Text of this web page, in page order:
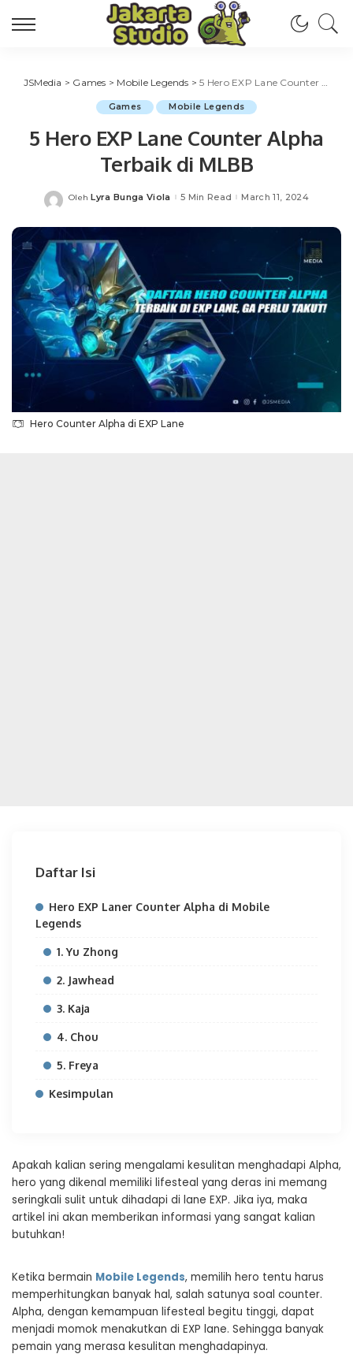
JSMedia > Games > Mobile Legends >5 Hero EXP Lane Counter Alpha Terbaik di MLBB
Games Mobile Legends
5 Hero EXP Lane Counter Alpha
Terbaik di MLBB
Posted
Oleh Lyra Bunga Viola 5 Min Read March 11, 2024
Hero Counter Alpha di EXP Lane
Daftar Isi
Hero EXP Laner Counter Alpha di Mobile
Legends
1. Yu Zhong
2. Jawhead
3. Kaja
4. Chou
5. Freya
Kesimpulan
Apakah kalian sering mengalami kesulitan menghadapi Alpha,
hero yang dikenal memiliki lifesteal yang deras ini memang
seringkali sulit untuk dihadapi di lane EXP. Jika iya, maka
artikel ini akan memberikan informasi yang sangat kalian
butuhkan!
Ketika bermain Mobile Legends, memilih hero tentu harus
memperhitungkan banyak hal, salah satunya soal counter.
Alpha, dengan kemampuan lifesteal begitu tinggi, dapat
menjadi momok menakutkan di EXP lane. Sehingga banyak
pemain yang merasa kesulitan menghadapinya.